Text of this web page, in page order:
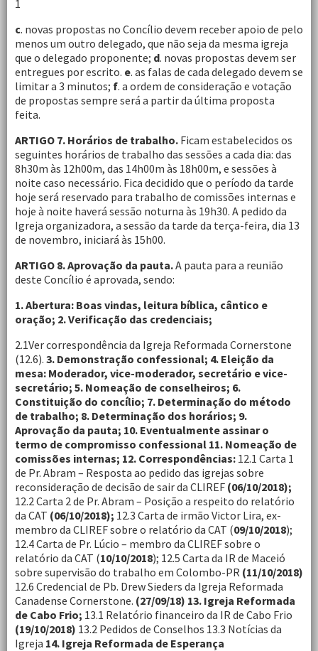
1
c. novas propostas no Concílio devem receber apoio de pelo
menos um outro delegado, que não seja da mesma igreja
que o delegado proponente; d. novas propostas devem ser
entregues por escrito. e. as falas de cada delegado devem se
limitar a 3 minutos; f. a ordem de consideração e votação
de propostas sempre será a partir da última proposta
feita.
ARTIGO 7. Horários de trabalho. Ficam estabelecidos os
seguintes horários de trabalho das sessões a cada dia: das
8h30m às 12h00m, das 14h00m às 18h00m, e sessões à
noite caso necessário. Fica decidido que o período da tarde
hoje será reservado para trabalho de comissões internas e
hoje à noite haverá sessão noturna às 19h30. A pedido da
Igreja organizadora, a sessão da tarde da terça-feira, dia 13
de novembro, iniciará às 15h00.
ARTIGO 8. Aprovação da pauta.A pauta para a reunião
deste Concílio é aprovada, sendo:
1. Abertura: Boas vindas, leitura bíblica, cântico e
oração; 2. Verificação das credenciais;
2.1Ver correspondência da Igreja Reformada Cornerstone
(12.6). 3. Demonstração confessional; 4. Eleição da
mesa: Moderador, vice-moderador, secretário e vice-
secretário; 5. Nomeação de conselheiros; 6.
Constituição do concílio; 7. Determinação do método
de trabalho; 8. Determinação dos horários; 9.
Aprovação da pauta; 10. Eventualmente assinar o
termo de compromisso confessional 11. Nomeação de
comissões internas; 12. Correspondências: 12.1 Carta 1
de Pr. Abram – Resposta ao pedido das igrejas sobre
reconsideração de decisão de sair da CLIREF (06/10/2018);
12.2 Carta 2 de Pr. Abram – Posição a respeito do relatório
da CAT (06/10/2018); 12.3 Carta de irmão Victor Lira, ex-
membro da CLIREF sobre o relatório da CAT (09/10/2018);
12.4 Carta de Pr. Lúcio – membro da CLIREF sobre o
relatório da CAT (10/10/2018); 12.5 Carta da IR de Maceió
sobre supervisão do trabalho em Colombo-PR (11/10/2018)
12.6 Credencial de Pb. Drew Sieders da Igreja Reformada
Canadense Cornerstone. (27/09/18) 13. Igreja Reformada
de Cabo Frio; 13.1 Relatório financeiro da IR de Cabo Frio
(19/10/2018) 13.2 Pedidos de Conselhos 13.3 Notícias da
Igreja 14. Igreja Reformada de Esperança